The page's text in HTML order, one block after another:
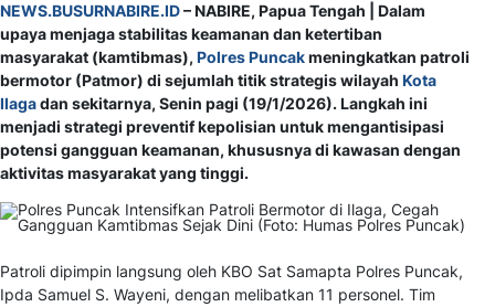
NEWS.BUSURNABIRE.ID– NABIRE, Papua Tengah | Dalam
upaya menjaga stabilitas keamanan dan ketertiban
masyarakat (kamtibmas), Polres Puncakmeningkatkan patroli
bermotor (Patmor) di sejumlah titik strategis wilayah Kota
Ilagadan sekitarnya, Senin pagi (19/1/2026). Langkah ini
menjadi strategi preventif kepolisian untuk mengantisipasi
potensi gangguan keamanan, khususnya di kawasan dengan
aktivitas masyarakat yang tinggi.
Patroli dipimpin langsung oleh KBO Sat Samapta Polres Puncak,
Ipda Samuel S. Wayeni, dengan melibatkan 11 personel. Tim